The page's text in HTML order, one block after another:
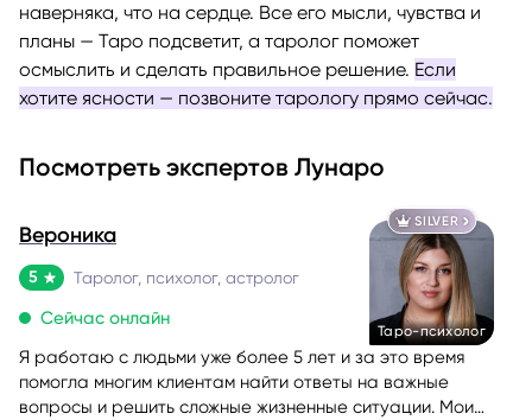
наверняка, что на сердце. Все его мысли, чувства и
планы — Таро подсветит, а таролог поможет
осмыслить и сделать правильное решение. Если
хотите ясности — позвоните тарологу прямо сейчас.
Посмотреть экспертов Лунаро
SILVER
Таро-психолог
Вероника
5 Таролог, психолог, астролог
Сейчас онлайн
Я работаю с людьми уже более 5 лет и за это время
помогла многим клиентам найти ответы на важные
вопросы и решить сложные жизненные ситуации. Мои